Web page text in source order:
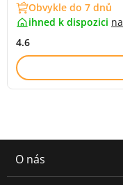
Obvykle do 7 dnů
ihned k dispozici na
4.6
O nás